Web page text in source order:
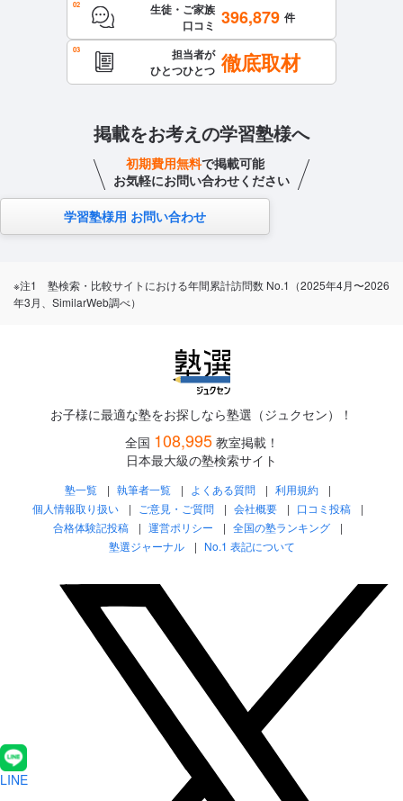
生徒・ご家族
口コミ 396,879 件
担当者が
ひとつひとつ 徹底取材
掲載をお考えの学習塾様へ
初期費用無料で掲載可能
お気軽にお問い合わせください
学習塾様用 お問い合わせ
※注1 塾検索・比較サイトにおける年間累計訪問数 No.1（2025年4月〜2026
年3月、SimilarWeb調べ）
お子様に最適な塾をお探しなら塾選（ジュクセン）！
全国 108,995 教室掲載！
日本最大級の塾検索サイト
塾一覧 執筆者一覧 よくある質問
利用規約
個人情報取り扱い
ご意見・ご質問 会社概要
口コミ投稿
合格体験記投稿
運営ポリシー
全国の塾ランキング
塾選ジャーナル
No.1 表記について
LINE